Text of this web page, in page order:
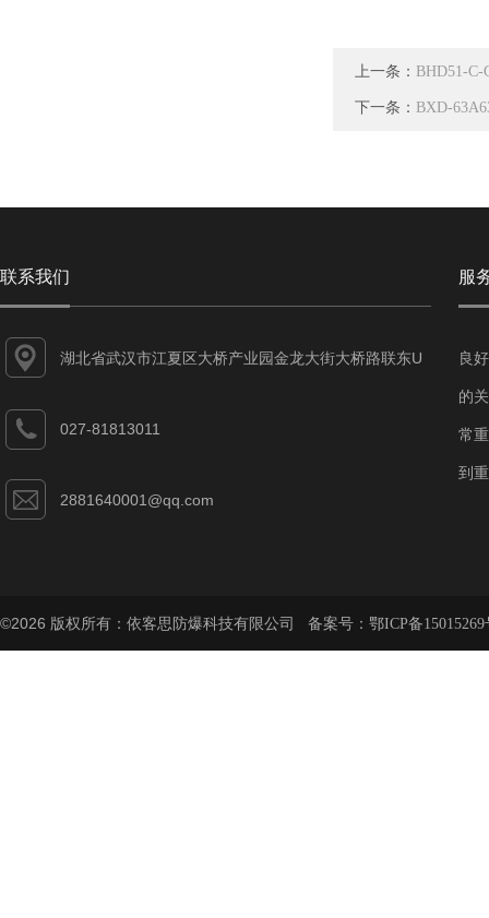
上一条： BHD51-
下一条： BXD-
联系我们
湖北省武汉市江夏区大桥产业园金龙大街大桥路联东U
027-81813011
2881640001@qq.com
服
良
的
常
到
©2026 版权所有：依客思防爆科技有限公司 备案号： 鄂ICP备15015269